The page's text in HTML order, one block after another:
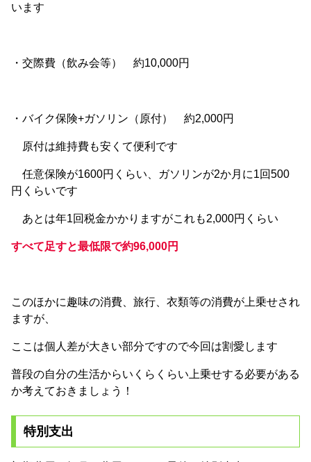
います
・交際費（飲み会等） 約10,000円
・バイク保険+ガソリン（原付） 約2,000円
原付は維持費も安くて便利です
任意保険が1600円くらい、ガソリンが2か月に1回500
円くらいです
あとは年1回税金かかりますがこれも2,000円くらい
すべて足すと最低限で約96,000円
このほかに趣味の消費、旅行、衣類等の消費が上乗せされ
ますが、
ここは個人差が大きい部分ですので今回は割愛します
普段の自分の生活からいくらくらい上乗せする必要がある
か考えておきましょう！
特別支出